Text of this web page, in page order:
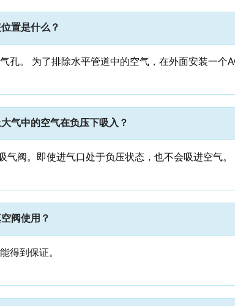
置是什么？
孔。 为了排除水平管道中的空气，在外面安装一个
气中的空气在负压下吸入？
气阀。即使进气口处于负压状态，也不会吸进空气。
阀使用？
得到保证。